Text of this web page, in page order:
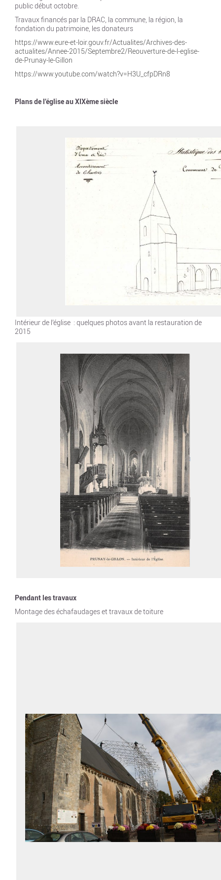
public début octobre.
Travaux financés par la DRAC, la commune, la région, la
fondation du patrimoine, les donateurs
https://www.eure-et-loir.gouv.fr/Actualites/Archives-des-
actualites/Annee-2015/Septembre2/Reouverture-de-l-eglise-
de-Prunay-le-Gillon
https://www.youtube.com/watch?v=H3U_cfpDRn8
Plans de l’église au XIXème siècle
Intérieur de l’église : quelques photos avant la restauration de
2015
Pendant les travaux
Montage des échafaudages et travaux de toiture